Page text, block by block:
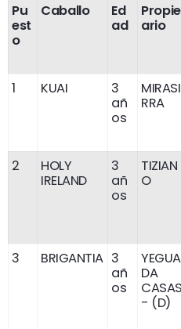
Pu
est
o
Caballo
Ed
ad
ario
1 KUAI
3
añ
os
RRA
2
HOLY
IRELAND
3
añ
os
TIZIAN
O
3 BRIGANTIA 3
añ
os
YEGUA
DA
CASAS
- (D)